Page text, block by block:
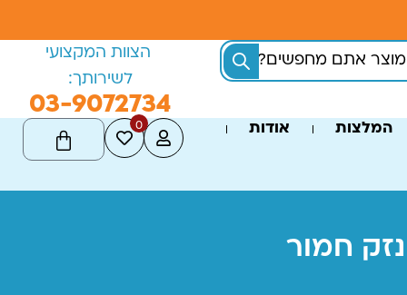
הצוות המקצועי
לשירותך:
03-9072734
המלצות אודות 0
נזק חמור